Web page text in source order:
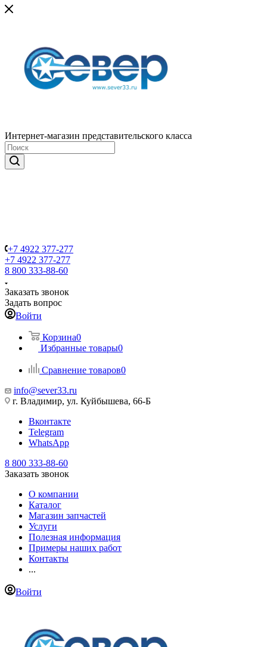
Интернет-магазин представительского класса
+7 4922 377-277
+7 4922 377-277
8 800 333-88-60
Заказать звонок
Задать вопрос
Войти
Корзина0
Избранные товары0
Сравнение товаров0
info@sever33.ru
г. Владимир, ул. Куйбышева, 66-Б
Вконтакте
Telegram
WhatsApp
8 800 333-88-60
Заказать звонок
О компании
Каталог
Магазин запчастей
Услуги
Полезная информация
Примеры наших работ
Контакты
...
Войти